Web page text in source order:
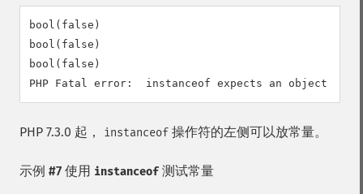
bool(false)
bool(false)
bool(false)
PHP 7.3.0 起， instanceof 操作符的左侧可以放常量。
示例 #7 使用 instanceof 测试常量